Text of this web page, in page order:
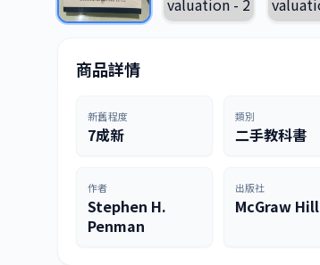
商品詳情
新舊程度
7成新
類別
二手教科書
作者
Stephen H.
Penman
出版社
McGraw Hill